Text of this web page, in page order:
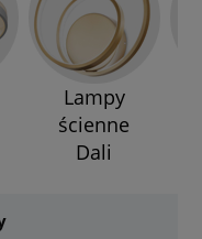
Lampy
ścienne
Dali